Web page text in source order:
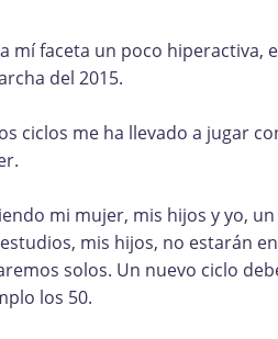
mí faceta un poco hiperactiva,
del 2015.
ciclos me ha llevado a jugar
mi mujer, mis hijos y yo,
mis hijos, no estarán
solos. Un nuevo ciclo
los 50.